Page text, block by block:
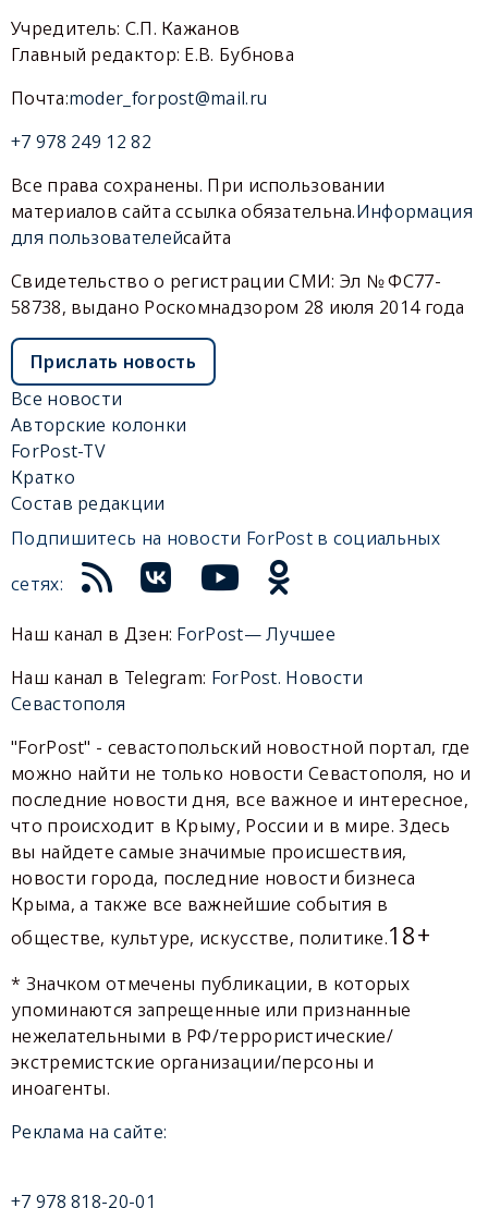
Учредитель: С.П. Кажанов
Главный редактор: Е.В. Бубнова
Почта:moder_forpost@mail.ru
+7 978 249 12 82
Все права сохранены. При использовании
материалов сайта ссылка обязательна.Информация
для пользователейсайта
Свидетельство о регистрации СМИ: Эл № ФС77-
58738, выдано Роскомнадзором 28 июля 2014 года
Прислать новость
Все новости
Авторские колонки
ForPost-TV
Кратко
Состав редакции
Подпишитесь на новости ForPost в социальных
сетях:
Наш канал в Дзен: ForPost— Лучшее
Наш канал в Telegram: ForPost. Новости
Севастополя
"ForPost" - севастопольский новостной портал, где
можно найти не только новости Севастополя, но и
последние новости дня, все важное и интересное,
что происходит в Крыму, России и в мире. Здесь
вы найдете самые значимые происшествия,
новости города, последние новости бизнеса
Крыма, а также все важнейшие события в
обществе, культуре, искусстве, политике.18+
* Значком отмечены публикации, в которых
упоминаются запрещенные или признанные
нежелательными в РФ/террористические/
экстремистские организации/персоны и
иноагенты.
Реклама на сайте:
+7 978 818-20-01